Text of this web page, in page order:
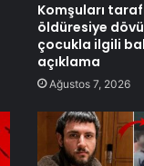
Komşuları
öldüresiye
çocukla ilgili
açıklama
Ağustos 7, 2026